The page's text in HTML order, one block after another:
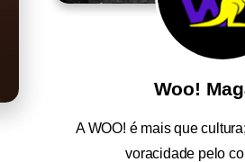
Woo!
AWOO! é mais que
voracidade pelo